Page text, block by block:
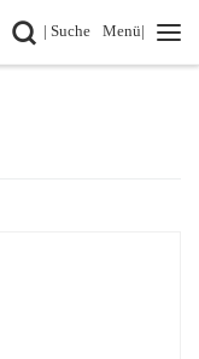
| SucheSearch
Menü|